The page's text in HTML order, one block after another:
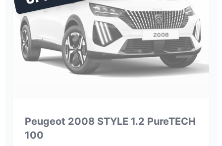
Peugeot 2008 STYLE 1.2 PureTECH
100